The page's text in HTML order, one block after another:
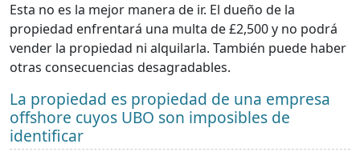
Esta no es la mejor manera de ir. El dueño de la
propiedad enfrentará una multa de £2,500 y no podrá
vender la propiedad ni alquilarla. También puede haber
otras consecuencias desagradables.
La propiedad es propiedad de una empresa
offshore cuyos UBO son imposibles de
identificar